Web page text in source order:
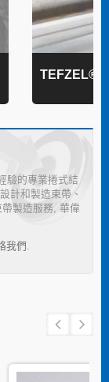
TEFZEL®
驗的專業捲式結
計和製造束帶、
製造服務, 華偉
我們 .